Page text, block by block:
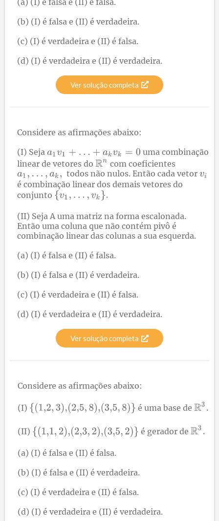
(b) (I) é falsa e (II) é verdadeira.
(c) (I) é verdadeira e (II) é falsa.
(d) (I) é verdadeira e (II) é verdadeira.
Ver solução completa
Considere as afirmações abaixo:
(I) Seja
uma combinação
linear de vetores do
com coeficientes
todos não nulos. Então cada vetor
é combinação linear dos demais vetores do
conjunto
(II) Seja A uma matriz na forma escalonada.
Então uma coluna que não contém pivô é
combinação linear das colunas a sua esquerda.
(a) (I) é falsa e (II) é falsa.
(b) (I) é falsa e (II) é verdadeira.
(c) (I) é verdadeira e (II) é falsa.
(d) (I) é verdadeira e (II) é verdadeira.
Ver solução completa
Considere as afirmações abaixo:
(I) é uma base de
(II) é gerador de
(a) (I) é falsa e (II) é falsa.
(b) (I) é falsa e (II) é verdadeira.
(c) (I) é verdadeira e (II) é falsa.
(d) (I) é verdadeira e (II) é verdadeira.